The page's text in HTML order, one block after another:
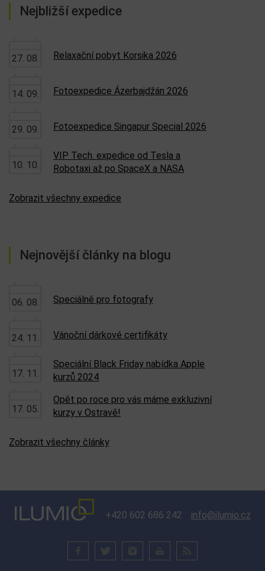
Nejbližší expedice
27. 08. Relaxační pobyt Korsika 2026
14. 09. Fotoexpedice Ázerbajdžán 2026
29. 09. Fotoexpedice Singapur Special 2026
10. 10.
VIP Tech. expedice od Tesla a
Robotaxi až po SpaceX a NASA
Zobrazit všechny expedice
Nejnovější články na blogu
06. 08. Speciálně pro fotografy
24. 11. Vánoční dárkové certifikáty
17. 11.
Speciální Black Friday nabídka Apple
kurzů 2024
17. 05.
Opět po roce pro vás máme exkluzivní
kurzy v Ostravě!
Zobrazit všechny články
+420 602 686 242 info@ilumio.cz